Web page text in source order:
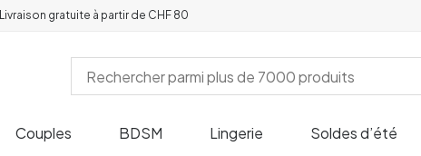
Livraison gratuite à partir de CHF 80
Couples BDSM Lingerie Soldes d’été